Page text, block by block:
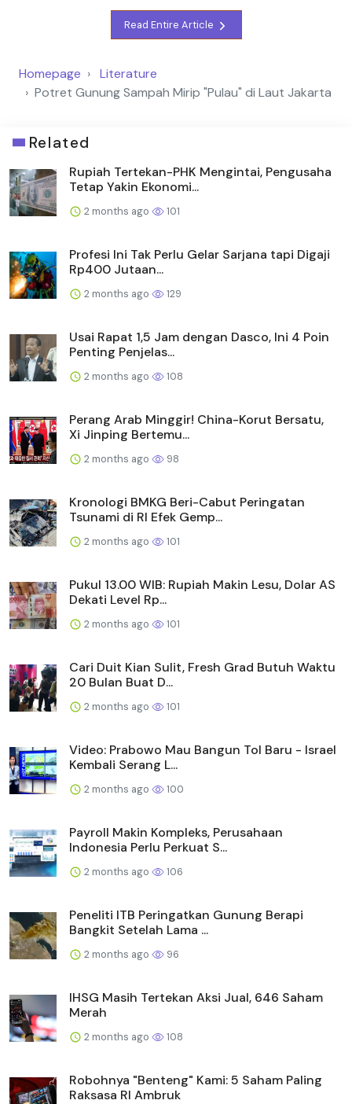
Read Entire Article
Homepage
Literature
Potret Gunung Sampah Mirip "Pulau" di Laut Jakarta
Related
Rupiah Tertekan-PHK Mengintai, Pengusaha
Tetap Yakin Ekonomi...
2 months ago 101
Profesi Ini Tak Perlu Gelar Sarjana tapi Digaji
Rp400 Jutaan...
2 months ago 129
Usai Rapat 1,5 Jam dengan Dasco, Ini 4 Poin
Penting Penjelas...
2 months ago 108
Perang Arab Minggir! China-Korut Bersatu,
Xi Jinping Bertemu...
2 months ago 98
Kronologi BMKG Beri-Cabut Peringatan
Tsunami di RI Efek Gemp...
2 months ago 101
Pukul 13.00 WIB: Rupiah Makin Lesu, Dolar AS
Dekati Level Rp...
2 months ago 101
Cari Duit Kian Sulit, Fresh Grad Butuh Waktu
20 Bulan Buat D...
2 months ago 101
Video: Prabowo Mau Bangun Tol Baru - Israel
Kembali Serang L...
2 months ago 100
Payroll Makin Kompleks, Perusahaan
Indonesia Perlu Perkuat S...
2 months ago 106
Peneliti ITB Peringatkan Gunung Berapi
Bangkit Setelah Lama ...
2 months ago 96
IHSG Masih Tertekan Aksi Jual, 646 Saham
Merah
2 months ago 108
Robohnya "Benteng" Kami: 5 Saham Paling
Raksasa RI Ambruk